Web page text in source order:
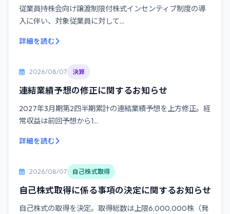
従業員持株会向け譲渡制限付株式インセンティブ制度の導
入に伴い、対象従業員に対して...
詳細を読む
2026/08/07 決算
連結業績予想の修正に関するお知らせ
2027年3月期第2四半期累計の連結業績予想を上方修正。経
常収益は前回予想から1...
詳細を読む
2026/08/07 自己株式取得
自己株式取得に係る事項の決定に関するお知らせ
自己株式の取得を決定。取得総数は上限6,000,000株（発